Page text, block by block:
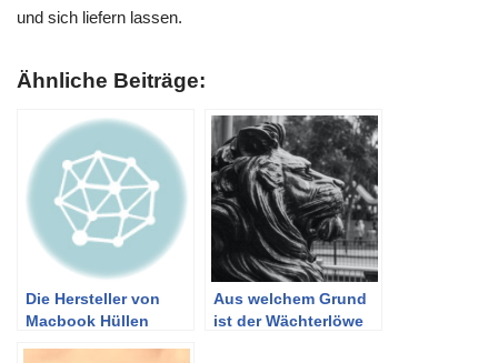
und sich liefern lassen.
Ähnliche Beiträge:
Die Hersteller von
Macbook Hüllen
Aus welchem Grund
ist der Wächterlöwe